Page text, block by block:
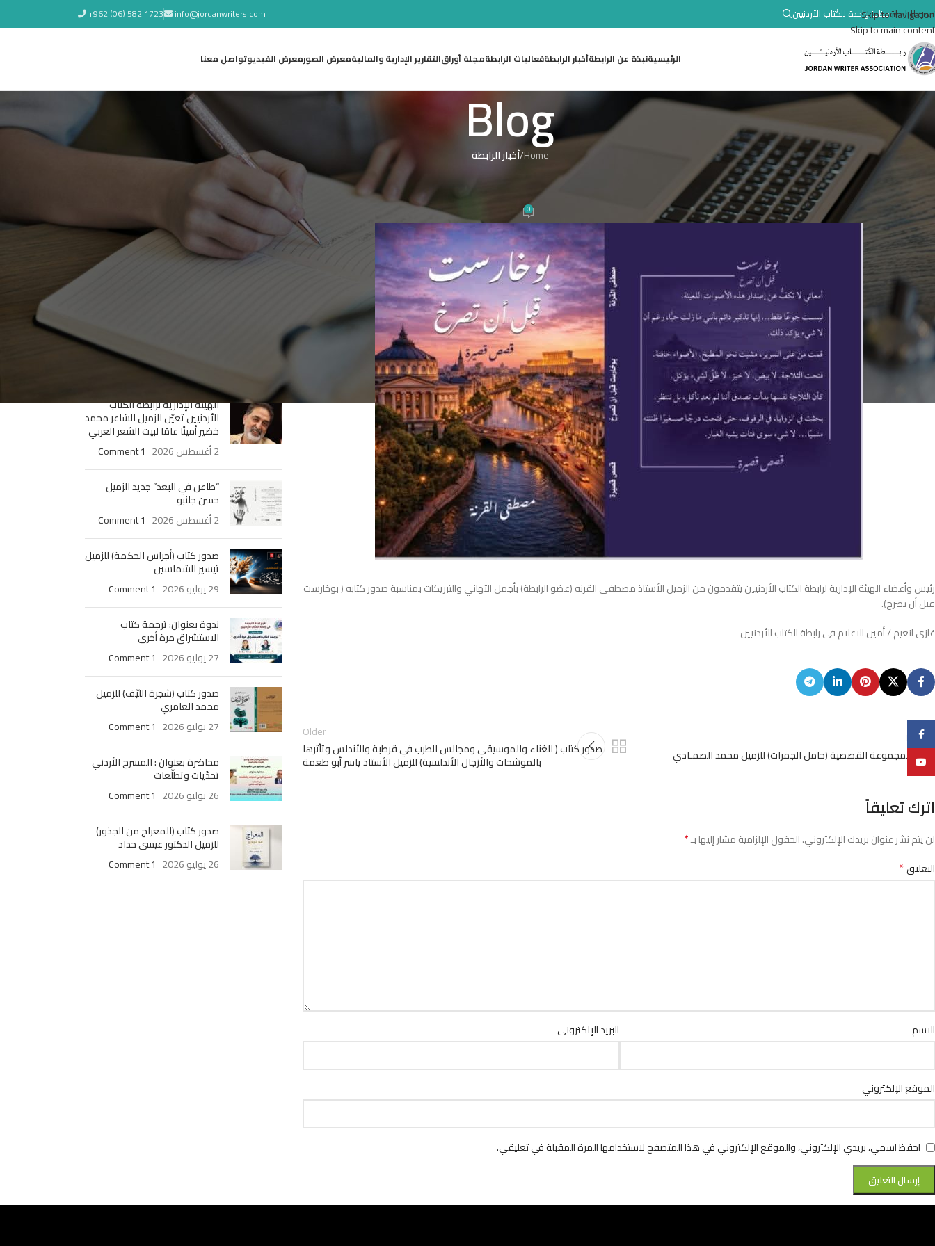
Skip to navigation
Skip to main content
للرابطةمظلة واحدة للكُتاب الأردنيين info@jordanwriters.com
+962 (06) 582 1723
الرئيسيةنبذة عن الرابطةأخبار الرابطةفعاليات الرابطةمجلة أوراقالتقارير الإدارية والماليةمعرض الصورمعرض الفيديوتواصل معنا
Blog
Home
/أخبار الرابطة
صدور المجموعة القصصية (بوخارست قبل أن تصرخ) للزميل مصطفى القرنه
Posted by
Naser Hamam
0
رئيس وأعضاء الهيئة الإدارية لرابطة الكتاب الأردنيين يتقدمون من الزميل الأستاذ مصطفى القرنه (عضو الرابطة) بأجمل التهاني والتبريكات بمناسبة صدور كتابه ( بوخارست
قبل أن تصرخ).
غازي انعيم / أمين الاعلام في رابطة الكتاب الأردنيين
Newer
صدور المجموعة القصصية (حامل الجمرات) للزميل محمد الصمـادي
Older
صدور كتاب ( الغناء والموسيقى ومجالس الطرب في قرطبة والأندلس وتأثرها
بالموشحات والأزجال الأندلسية) للزميل الأستاذ ياسر أبو طعمة
اترك تعليقاً
لن يتم نشر عنوان بريدك الإلكتروني.الحقول الإلزامية مشار إليها بـ*
التعليق*
الاسم البريد الإلكتروني
الموقع الإلكتروني
احفظ اسمي، بريدي الإلكتروني، والموقع الإلكتروني في هذا المتصفح لاستخدامها المرة المقبلة في تعليقي.
آخر الأخبار
صدور رواية (شظايا الذاكرة) للزميل
محمد سرسك
6 أغسطس 2026
1 Comment
صدور رواية (مأسـاة جسّاس)
صدور كتاب ” لا أريد أن أكـون غيـري
” للزميل الدكتور عبد الرزاق حسيـن
1 Comment
الهيئة الإدارية لرابطة الكتّاب
الأردنيين تعيّن الزميل الشاعر محمد
خضير أمينًا عامًا لبيت الشعر العربي
2 أغسطس 2026
1 Comment
“طاعن في البعد” جديد الزميل
حسن جلنبو
2 أغسطس 2026
1 Comment
صدور كتاب (أجراس الحكمة) للزميل
تيسير الشماسين
29 يوليو 2026
1 Comment
ندوة بعنوان: ترجمة كتاب
الاستشراق مرة أخرى
27 يوليو 2026
1 Comment
صدور كتاب (شجرة الليّف) للزميل
محمد العامري
27 يوليو 2026
1 Comment
محاضرة بعنوان : المسرح الأردني
تحدّيات وتطلّعات
26 يوليو 2026
1 Comment
صدور كتاب (المعراج من الجذور)
للزميل الدكتور عيسى حداد
26 يوليو 2026
1 Comment
YouTube